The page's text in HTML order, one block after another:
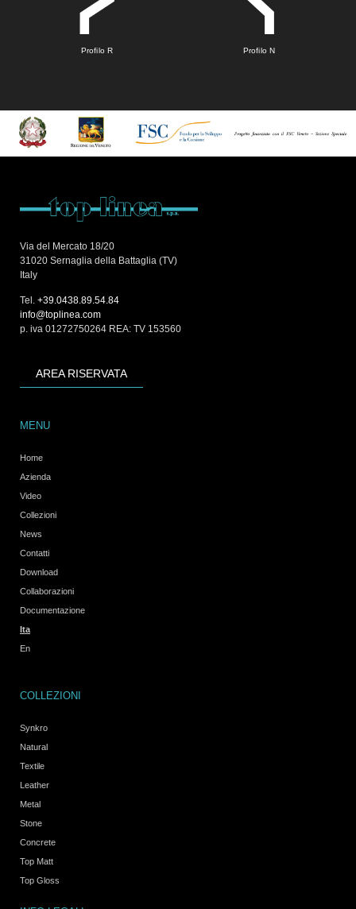
Profilo R Profilo N
Via del Mercato 18/20
31020 Sernaglia della Battaglia (TV)
Italy
Tel. +39.0438.89.54.84
info@toplinea.com
p. iva 01272750264 REA: TV 153560
AREA RISERVATA
MENU
Home
Azienda
Video
Collezioni
News
Contatti
Download
Collaborazioni
Documentazione
Ita
En
COLLEZIONI
Synkro
Natural
Textile
Leather
Metal
Stone
Concrete
Top Matt
Top Gloss